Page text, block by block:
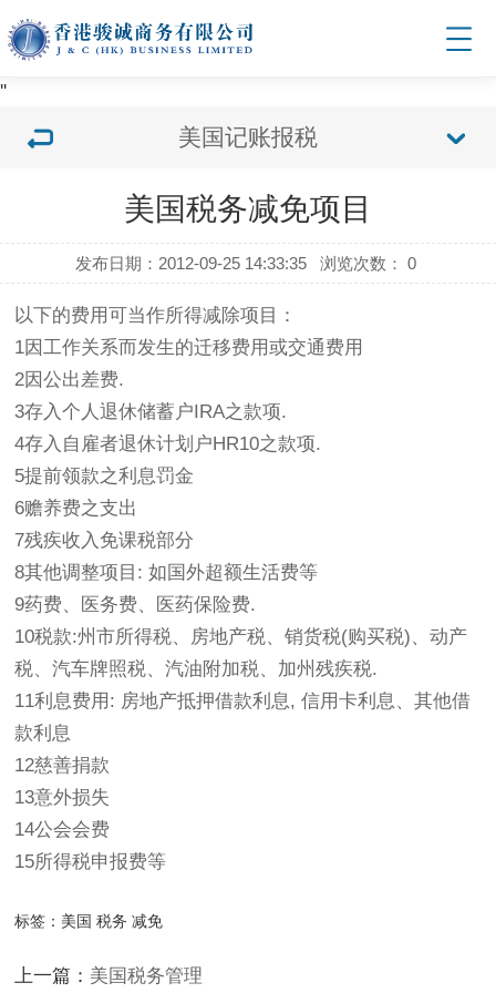
''
美国记账报税
美国税务减免项目
发布日期：2012-09-25 14:33:35 浏览次数： 0
以下的费用可当作所得减除项目：
1因工作关系而发生的迁移费用或交通费用
2因公出差费.
3存入个人退休储蓄户IRA之款项.
4存入自雇者退休计划户HR10之款项.
5提前领款之利息罚金
6赡养费之支出
7残疾收入免课税部分
8其他调整项目: 如国外超额生活费等
9药费、医务费、医药保险费.
10税款:州市所得税、房地产税、销货税(购买税)、动产
税、汽车牌照税、汽油附加税、加州残疾税.
11利息费用: 房地产抵押借款利息, 信用卡利息、其他借
款利息
12慈善捐款
13意外损失
14公会会费
15所得税申报费等
标签： 美国 税务 减免
上一篇： 美国税务管理